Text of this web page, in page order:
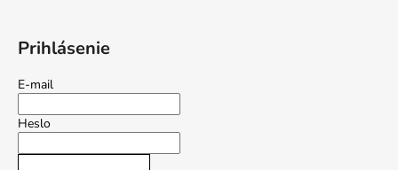
Prihlásenie
E-mail
Heslo